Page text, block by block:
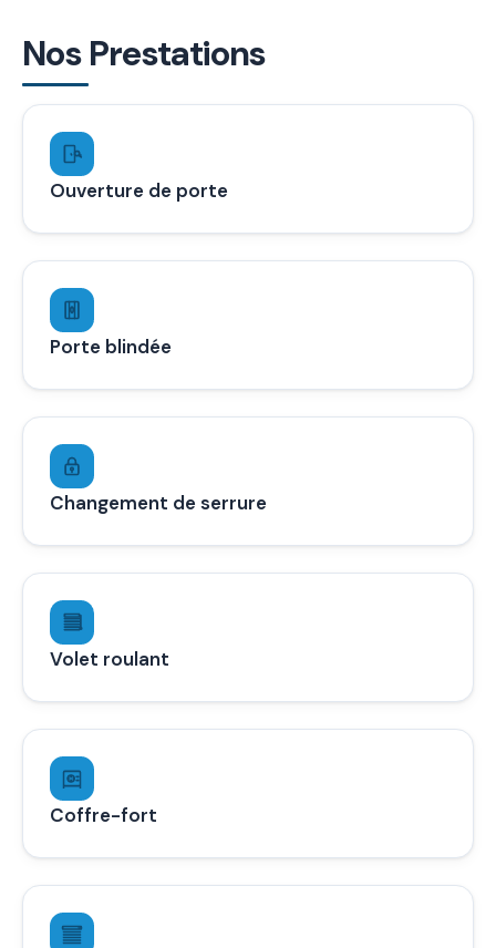
Nos Prestations
Ouverture de porte
Porte blindée
Changement de serrure
Volet roulant
Coffre-fort